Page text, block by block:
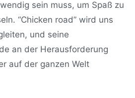
sein muss, um Spaß zu
“Chicken road” wird uns
und seine
an der Herausforderung
auf der ganzen Welt